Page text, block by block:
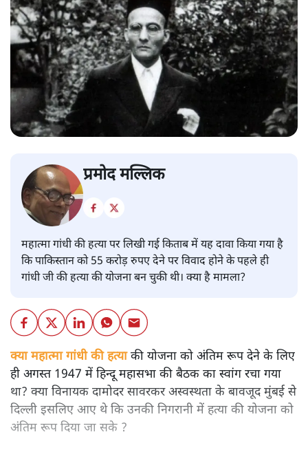
प्रमोद मल्लिक
महात्मा गांधी की हत्या पर लिखी गई किताब में यह दावा किया गया है
कि पाकिस्तान को 55 करोड़ रुपए देने पर विवाद होने के पहले ही
गांधी जी की हत्या की योजना बन चुकी थी। क्या है मामला?
क्या महात्मा गांधी की हत्याकी योजना को अंतिम रूप देने के लिए
ही अगस्त 1947 में हिन्दू महासभा की बैठक का स्वांग रचा गया
था? क्या विनायक दामोदर सावरकर अस्वस्थता के बावजूद मुंबई से
दिल्ली इसलिए आए थे कि उनकी निगरानी में हत्या की योजना को
अंतिम रूप दिया जा सके ?